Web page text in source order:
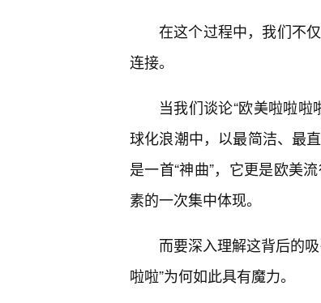
在这个过程中，我们不
连接。
当我们谈论“欧美啦啦
球化浪潮中，以最简洁、最
是一首“神曲”，它更是欧美
素的一次集中体现。
而要深入理解这背后的
啦啦”为何如此具有魔力。